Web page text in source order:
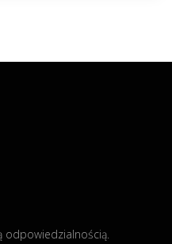
odpowiedzialnością.